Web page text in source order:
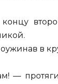
концу
в
—